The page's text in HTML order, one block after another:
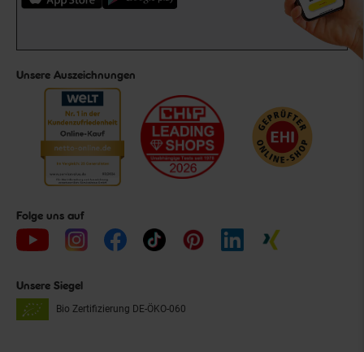
Unsere Auszeichnungen
Folge uns auf
Unsere Siegel
Bio Zertifizierung DE-ÖKO-060